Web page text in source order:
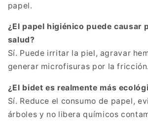
papel.
¿El papel higiénico puede causar
salud?
Sí. Puede irritar la piel, agravar
generar microfisuras por la fricción.
¿El bidet es realmente más
Sí. Reduce el consumo de papel,
árboles y no libera químicos